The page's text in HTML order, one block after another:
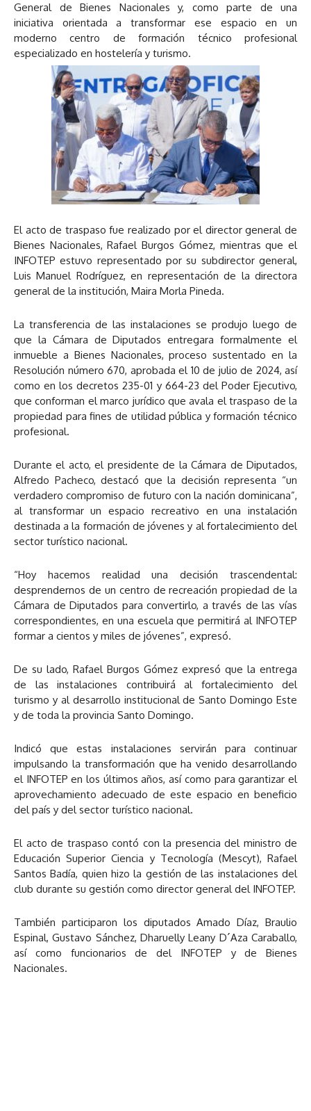
General de Bienes Nacionales y, como parte de una
iniciativa orientada a transformar ese espacio en un
moderno centro de formación técnico profesional
especializado en hostelería y turismo.
El acto de traspaso fue realizado por el director general de
Bienes Nacionales, Rafael Burgos Gómez, mientras que el
INFOTEP estuvo representado por su subdirector general,
Luis Manuel Rodríguez, en representación de la directora
general de la institución, Maira Morla Pineda.
La transferencia de las instalaciones se produjo luego de
que la Cámara de Diputados entregara formalmente el
inmueble a Bienes Nacionales, proceso sustentado en la
Resolución número 670, aprobada el 10 de julio de 2024, así
como en los decretos 235-01 y 664-23 del Poder Ejecutivo,
que conforman el marco jurídico que avala el traspaso de la
propiedad para fines de utilidad pública y formación técnico
profesional.
Durante el acto, el presidente de la Cámara de Diputados,
Alfredo Pacheco, destacó que la decisión representa “un
verdadero compromiso de futuro con la nación dominicana”,
al transformar un espacio recreativo en una instalación
destinada a la formación de jóvenes y al fortalecimiento del
sector turístico nacional.
“Hoy hacemos realidad una decisión trascendental:
desprendernos de un centro de recreación propiedad de la
Cámara de Diputados para convertirlo, a través de las vías
correspondientes, en una escuela que permitirá al INFOTEP
formar a cientos y miles de jóvenes”, expresó.
De su lado, Rafael Burgos Gómez expresó que la entrega
de las instalaciones contribuirá al fortalecimiento del
turismo y al desarrollo institucional de Santo Domingo Este
y de toda la provincia Santo Domingo.
Indicó que estas instalaciones servirán para continuar
impulsando la transformación que ha venido desarrollando
el INFOTEP en los últimos años, así como para garantizar el
aprovechamiento adecuado de este espacio en beneficio
del país y del sector turístico nacional.
El acto de traspaso contó con la presencia del ministro de
Educación Superior Ciencia y Tecnología (Mescyt), Rafael
Santos Badía, quien hizo la gestión de las instalaciones del
club durante su gestión como director general del INFOTEP.
También participaron los diputados Amado Díaz, Braulio
Espinal, Gustavo Sánchez, Dharuelly Leany D´Aza Caraballo,
así como funcionarios de del INFOTEP y de Bienes
Nacionales.